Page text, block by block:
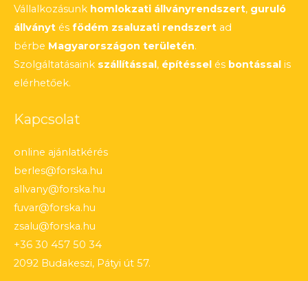
Vállalkozásunk homlokzati állványrendszert, guruló
állványt és födém zsaluzati rendszert ad
bérbe Magyarországon területén.
Szolgáltatásaink szállítással, építéssel és bontással is
elérhetőek.
Kapcsolat
online ajánlatkérés
berles@forska.hu
allvany@forska.hu
fuvar@forska.hu
zsalu@forska.hu
+36 30 457 50 34
2092 Budakeszi, Pátyi út 57.